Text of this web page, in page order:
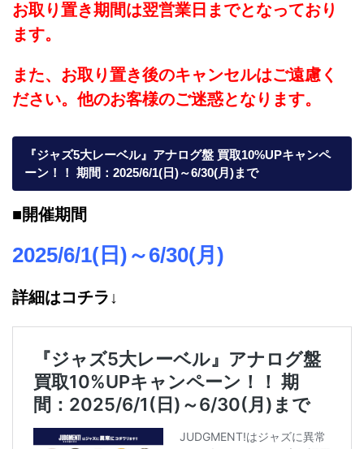
お取り置き期間は翌営業日までとなっており
ます。
また、お取り置き後のキャンセルはご遠慮く
ださい。他のお客様のご迷惑となります。
『ジャズ5大レーベル』アナログ盤 買取10%UPキャンペ
ーン！！ 期間：2025/6/1(日)～6/30(月)まで
■開催期間
2025/6/1(日)～6/30(月)
詳細はコチラ↓